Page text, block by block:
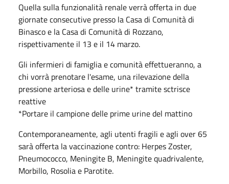
Quella sulla funzionalità renale verrà offerta in due
giornate consecutive presso la Casa di Comunità di
Binasco e la Casa di Comunità di Rozzano,
rispettivamente il 13 e il 14 marzo.
Gli infermieri di famiglia e comunità effettueranno, a
chi vorrà prenotare l'esame, una rilevazione della
pressione arteriosa e delle urine* tramite sctrisce
reattive
*Portare il campione delle prime urine del mattino
Contemporaneamente, agli utenti fragili e agli over 65
sarà offerta la vaccinazione contro: Herpes Zoster,
Pneumococco, Meningite B, Meningite quadrivalente,
Morbillo, Rosolia e Parotite.